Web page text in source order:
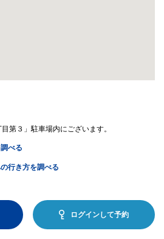
第３」駐車場内にございます。
べる
行き方を調べる
ログインして予約